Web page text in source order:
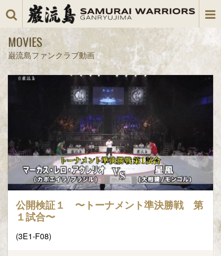
MOVIES
巌流島ファンクラブ動画
公開検証１ 〜トーナメント準決勝戦 第
１試合〜
(3E1-F08)